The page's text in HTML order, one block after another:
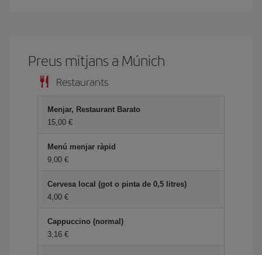
Preus mitjans a Múnich
Restaurants
Menjar, Restaurant Barato
15,00
Menú menjar ràpid
9,00
Cervesa local (got o pinta de 0,5 litres)
4,00
Cappuccino (normal)
3,16